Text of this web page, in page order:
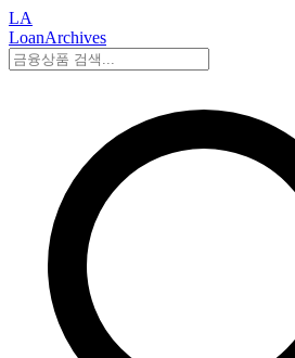
LA
LoanArchives